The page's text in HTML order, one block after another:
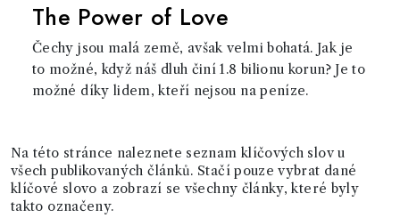
The Power of Love
Čechy jsou malá země, avšak velmi bohatá. Jak je
to možné, když náš dluh činí 1.8 bilionu korun? Je to
možné díky lidem, kteří nejsou na peníze.
Na této stránce naleznete seznam klíčových slov u
všech publikovaných článků. Stačí pouze vybrat dané
klíčové slovo a zobrazí se všechny články, které byly
takto označeny.